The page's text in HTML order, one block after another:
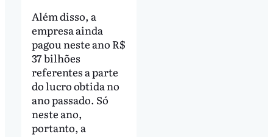
Além disso, a
empresa ainda
pagou neste ano R$
37 bilhões
referentes a parte
do lucro obtida no
ano passado. Só
neste ano,
portanto, a